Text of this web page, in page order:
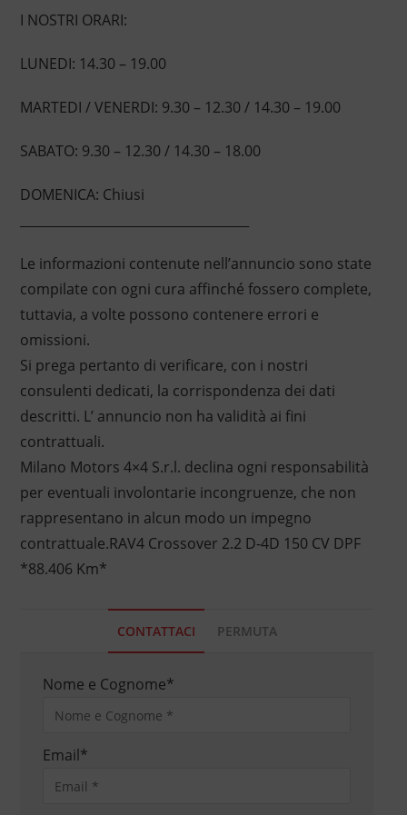
I NOSTRI ORARI:
LUNEDI: 14.30 – 19.00
MARTEDI / VENERDI: 9.30 – 12.30 / 14.30 – 19.00
SABATO: 9.30 – 12.30 / 14.30 – 18.00
DOMENICA: Chiusi
Le informazioni contenute nell’annuncio sono state
compilate con ogni cura affinché fossero complete,
tuttavia, a volte possono contenere errori e
omissioni.
Si prega pertanto di verificare, con i nostri
consulenti dedicati, la corrispondenza dei dati
descritti. L’ annuncio non ha validità ai fini
contrattuali.
Milano Motors 4×4 S.r.l. declina ogni responsabilità
per eventuali involontarie incongruenze, che non
rappresentano in alcun modo un impegno
contrattuale.RAV4 Crossover 2.2 D-4D 150 CV DPF
*88.406 Km*
CONTATTACI PERMUTA
Nome e Cognome*
Email*